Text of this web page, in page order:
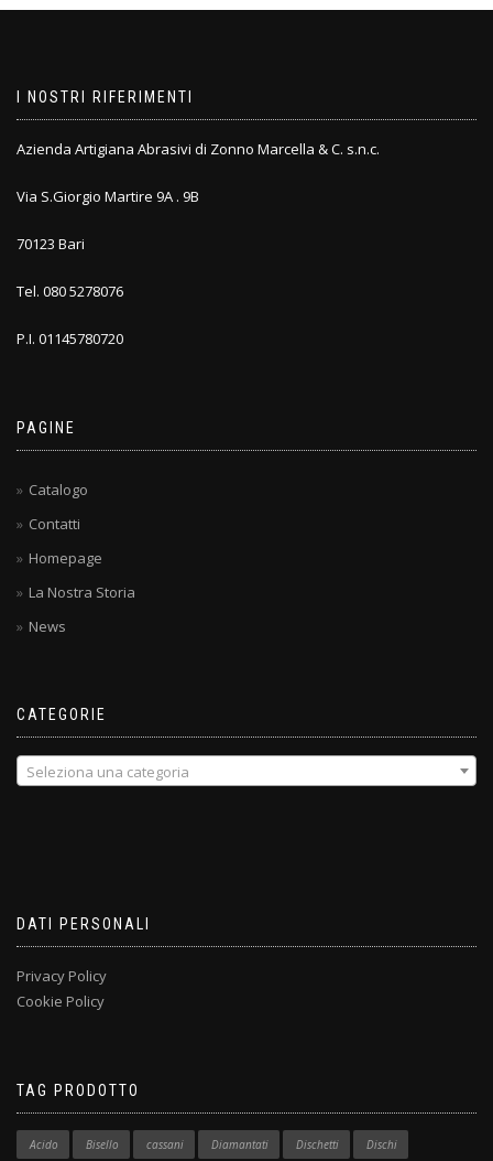
I NOSTRI RIFERIMENTI
Azienda Artigiana Abrasivi di Zonno Marcella & C. s.n.c.
Via S.Giorgio Martire 9A . 9B
70123 Bari
Tel. 080 5278076
P.I. 01145780720
PAGINE
Catalogo
Contatti
Homepage
La Nostra Storia
News
CATEGORIE
Seleziona una categoria
DATI PERSONALI
Privacy Policy
Cookie Policy
TAG PRODOTTO
Acido Bisello cassani Diamantati Dischetti Dischi